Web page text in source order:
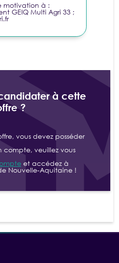
motivation à :
GEIQ Multi Agri 33 ;
à cette
?
vous devez posséder
compte, veuillez vous
et accédez à
Nouvelle-Aquitaine !